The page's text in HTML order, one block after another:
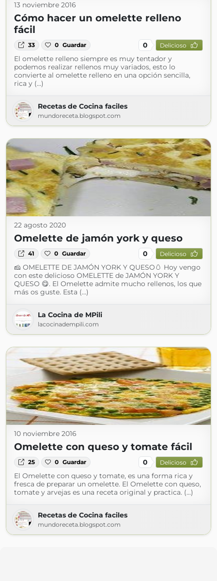
13 noviembre 2016
Cómo hacer un omelette relleno
fácil
33 0 Guardar 0 Delicioso
El omelette relleno siempre es muy tentador y
podemos realizar rellenos muy variados, esto lo
convierte al omelette relleno en una opción sencilla,
rica y (...)
Recetas de Cocina faciles
mundoreceta.blogspot.com
22 agosto 2020
Omelette de jamón york y queso
41 0 Guardar 0 Delicioso
🧀 OMELETTE DE JAMÓN YORK Y QUESO🥚 Hoy vengo
con este delicioso OMELETTE de JAMÓN YORK Y
QUESO 😋. El Omelette admite mucho rellenos, los que
más os guste. Esta (...)
La Cocina de MPili
lacocinadempili.com
10 noviembre 2016
Omelette con queso y tomate fácil
25 0 Guardar 0 Delicioso
El Omelette con queso y tomate, es una forma rica y
fresca de preparar un omelette. El Omelette con queso,
tomate y arvejas es una receta original y practica. (...)
Recetas de Cocina faciles
mundoreceta.blogspot.com